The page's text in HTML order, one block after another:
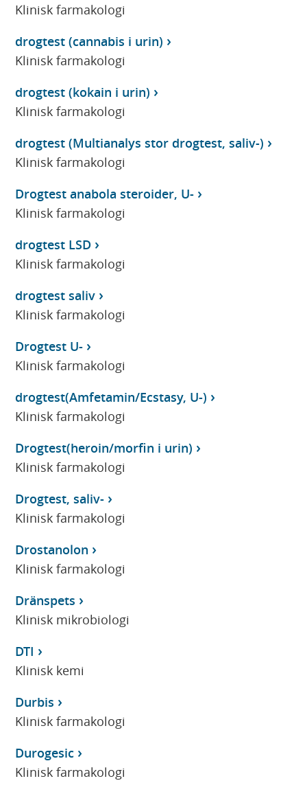
Klinisk farmakologi
drogtest (cannabis i urin)
Klinisk farmakologi
drogtest (kokain i urin)
Klinisk farmakologi
drogtest (Multianalys stor drogtest, saliv-)
Klinisk farmakologi
Drogtest anabola steroider, U-
Klinisk farmakologi
drogtest LSD
Klinisk farmakologi
drogtest saliv
Klinisk farmakologi
Drogtest U-
Klinisk farmakologi
drogtest(Amfetamin/Ecstasy, U-)
Klinisk farmakologi
Drogtest(heroin/morfin i urin)
Klinisk farmakologi
Drogtest, saliv-
Klinisk farmakologi
Drostanolon
Klinisk farmakologi
Dränspets
Klinisk mikrobiologi
DTI
Klinisk kemi
Durbis
Klinisk farmakologi
Durogesic
Klinisk farmakologi